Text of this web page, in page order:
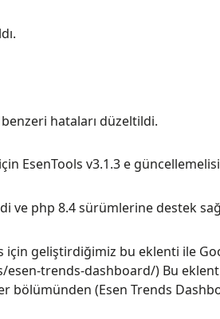
hataları düzeltildi.
EsenTools v3.1.3 e
ve php 8.4 sürümlerine destek
için geliştirdiğimiz bu eklenti ile
trends-dashboard/) Bu
bölümünden (Esen Trends